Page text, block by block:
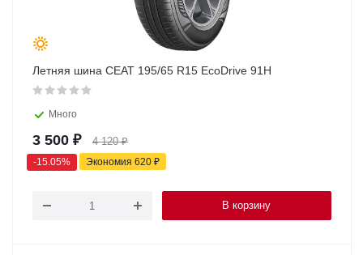
Летняя шина CEAT 195/65 R15 EcoDrive 91H
Много
3 500 ₽ 4 120₽
-15.05% Экономия 620 ₽
В корзину